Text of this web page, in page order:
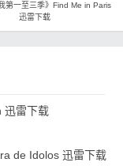
第一至三季》Find Me in Paris
迅雷下载
迅雷下载
de Idolos 迅雷下载